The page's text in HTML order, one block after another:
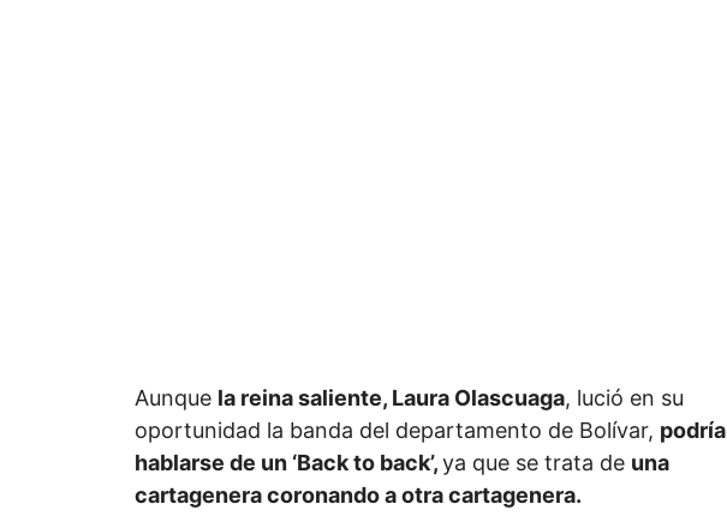
Aunque la reina saliente, Laura Olascuaga, lució en su
oportunidad la banda del departamento de Bolívar, podría
hablarse de un ‘Back to back’,ya que se trata de una
cartagenera coronando a otra cartagenera.